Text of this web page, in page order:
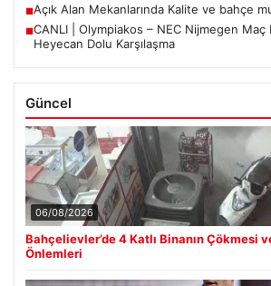
■Açık Alan Mekanlarında Kalite ve bahçe
■CANLI | Olympiakos – NEC Nijmegen Maç
Heyecan Dolu Karşılaşma
Güncel
06/08/2026
Bahçelievler’de 4 Katlı Binanın Çökmesi
Önlemleri